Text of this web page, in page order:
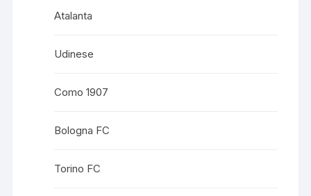
Atalanta
Udinese
Como 1907
Bologna FC
Torino FC